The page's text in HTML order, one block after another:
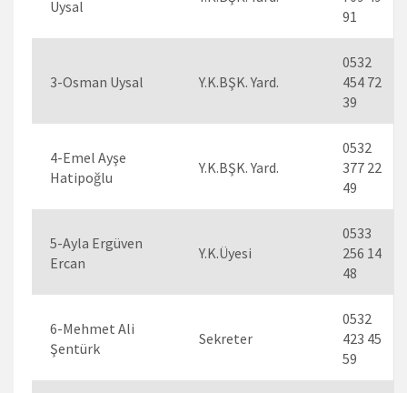
Uysal
91
3-Osman Uysal Y.K.BŞK. Yard.
0532
454 72
39
4-Emel Ayşe
Hatipoğlu
Y.K.BŞK. Yard.
0532
377 22
49
5-Ayla Ergüven
Ercan
Y.K.Üyesi
0533
256 14
48
6-Mehmet Ali
Şentürk
Sekreter
0532
423 45
59